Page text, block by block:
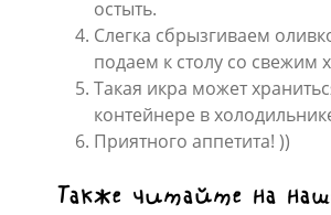
остыть.
Слегка сбрызгиваем
подаем к столу со свежим
Такая икра может
контейнере в
Приятного аппетита! ))
Также читайте на